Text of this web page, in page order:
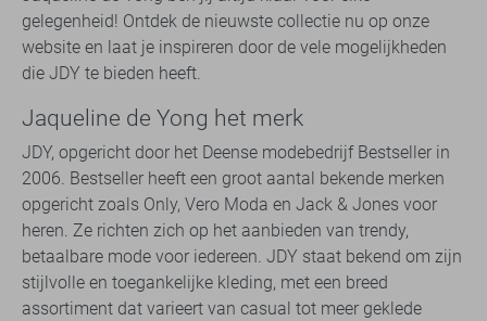
gelegenheid! Ontdek de nieuwste collectie nu op onze
website en laat je inspireren door de vele mogelijkheden
die JDY te bieden heeft.
Jaqueline de Yong het merk
JDY, opgericht door het Deense modebedrijf Bestseller in
2006. Bestseller heeft een groot aantal bekende merken
opgericht zoals Only, Vero Moda en Jack & Jones voor
heren. Ze richten zich op het aanbieden van trendy,
betaalbare mode voor iedereen. JDY staat bekend om zijn
stijlvolle en toegankelijke kleding, met een breed
assortiment dat varieert van casual tot meer geklede